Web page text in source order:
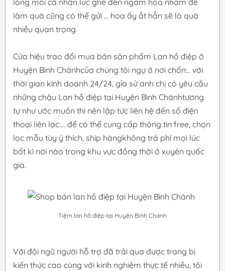
lòng mỗi cá nhân lúc ghé đến ngắm hoa nhằm để
làm quà cũng có thể gửi ... hoa ấy ắt hẳn sẽ là quà
nhiều quan trọng.
Cửa hiệu trao đổi mua bán sản phẩm Lan hồ điệp ở
Huyện Bình Chánhcủa chúng tôi ngự ở nơi chốn:.. với
thời gian kinh doanh 24/24, gỉa sử anh chị có yêu cầu
những chậu Lan hồ điệp tại Huyện Bình Chánhtương
tự như ước muốn thì nên lập tức liên hệ đến số điện
thoại liên lạc:... để có thể cung cấp thông tin free, chọn
lọc mẫu tùy ý thích, ship hàngkhông trả phí mọi lúc
bất kì nơi nào trong khu vực đồng thời ở xuyên quốc
gia.
Tiệm lan hồ điệp tại Huyện Bình Chánh
Với đội ngũ người hỗ trợ đã trải qua được trang bị
kiến thức cao cùng với kinh nghiệm thực tế nhiều, tôi